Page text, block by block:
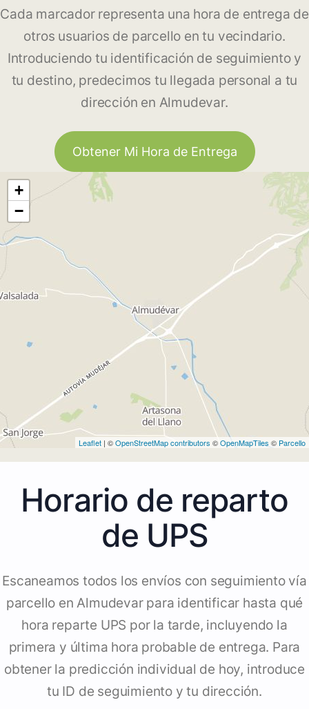
Cada marcador representa una hora de entrega de
otros usuarios de parcello en tu vecindario.
Introduciendo tu identificación de seguimiento y
tu destino, predecimos tu llegada personal a tu
dirección en Almudevar.
Obtener Mi Hora de Entrega
+
−
Leaflet | ©OpenStreetMap contributors ©OpenMapTiles © Parcello
Horario de reparto
de UPS
Escaneamos todos los envíos con seguimiento vía
parcello en Almudevar para identificar hasta qué
hora reparte UPS por la tarde, incluyendo la
primera y última hora probable de entrega. Para
obtener la predicción individual de hoy, introduce
tu ID de seguimiento y tu dirección.